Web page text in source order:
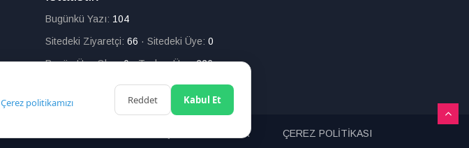
Bugünkü Yazı: 104
Sitedeki Ziyaretçi: 66 · Sitedeki Üye: 0
Bugün Üye Olan:0·Toplam Üye:226
ARAMA ÇEREZ POLİTİKASI
Çerez politikamızı
Reddet Kabul Et